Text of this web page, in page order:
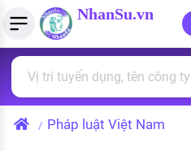
NhanSu.vn
Tìm việc làm
Việc làm ngành luật
Quản lý CV
Tải CV lên
Tính lương Gross - Net
Tính thuế thu nhập cá nhân
PHÁP LUẬT VIỆT NAM
Văn bản pháp luật
/ Pháp luật Việt Nam